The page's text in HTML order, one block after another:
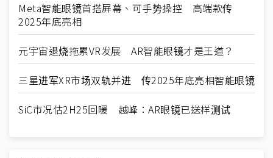
Meta智能眼镜首搭屏幕、可手势操控 高端款传
2025年底亮相
元宇宙退烧拖累VR发展 AR智能眼镜才是王道？
三星进军XR市场双轨并进 传2025年底亮相智能眼镜
SiC市况估2H25回暖 越峰：AR眼镜已送样测试